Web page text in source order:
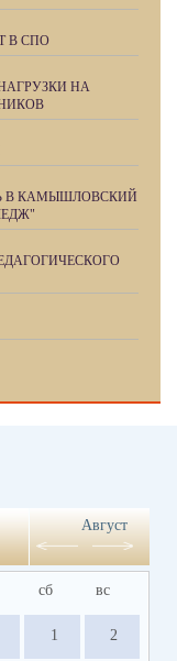
В СПО
НА
В КАМЫШЛОВСКИЙ
Август
сб вс
1 2